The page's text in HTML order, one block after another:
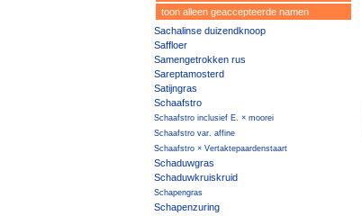
toon alleen geaccepteerde namen
Sachalinse duizendknoop
Saffloer
Samengetrokken rus
Sareptamosterd
Satijngras
Schaafstro
Schaafstro inclusief E. × moorei
Schaafstro var. affine
Schaafstro × Vertaktepaardenstaart
Schaduwgras
Schaduwkruiskruid
Schapengras
Schapenzuring